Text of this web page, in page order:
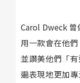
Carol Dweck
用一款會在他
並讚美他們「
遍表現地更加